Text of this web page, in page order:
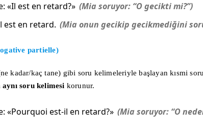
«Il est en retard?» (Mia soruyor: “O gecikti mi?”)
est en retard. (Mia onun gecikip gecikmediğini
partielle)
kadar/kaç tane) gibi soru kelimeleriyle başlayan kısmi soru
aynı soru kelimesi korunur.
«Pourquoi est-il en retard?» (Mia soruyor: “O